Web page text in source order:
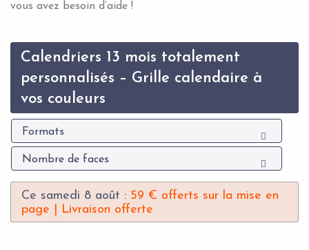
vous avez besoin d’aide !
Calendriers 13 mois totalement
personnalisés – Grille calendaire à
vos couleurs
Formats
Nombre de faces
Ce samedi 8 août : 59 € offerts sur la mise en
page | Livraison offerte